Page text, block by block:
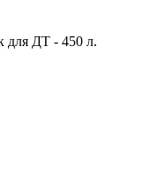
для ДТ - 450 л.